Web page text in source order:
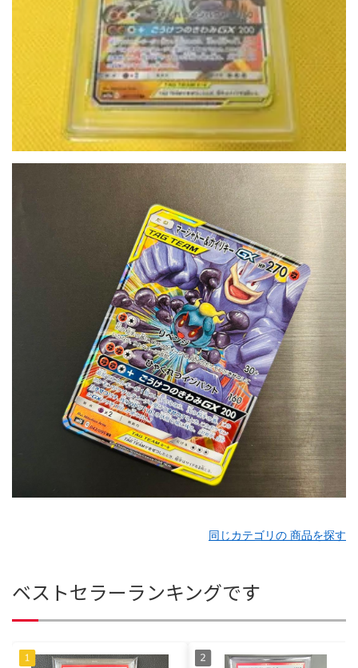
同じカテゴリの 商品を探す
ベストセラーランキングです